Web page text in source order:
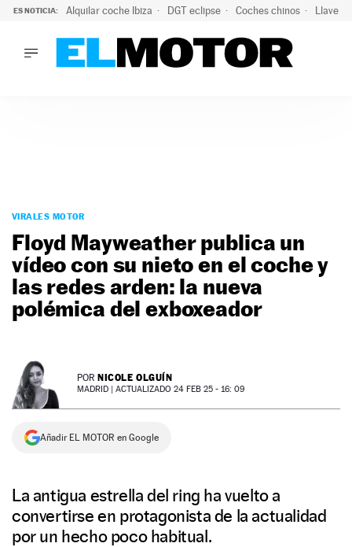
ES NOTICIA: Alquilar coche Ibiza DGT eclipse Coches chinos Llaves
PODCAST
MOTOS
TECNOLOGÍA
SUPERCOCHES
MOTORTV
PREMIOS
NEWSLETTER
VIRALES MOTOR
Floyd Mayweather publica un
vídeo con su nieto en el coche y
las redes arden: la nueva
polémica del exboxeador
POR NICOLE OLGUÍN
MADRID | ACTUALIZADO 24 FEB 25 - 16: 09
Añadir EL MOTOR en Google
La antigua estrella del ring ha vuelto a
convertirse en protagonista de la actualidad
por un hecho poco habitual.